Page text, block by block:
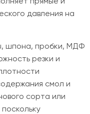
давления на
шпона, пробки, МДФ
резки и
смол и
сорта или